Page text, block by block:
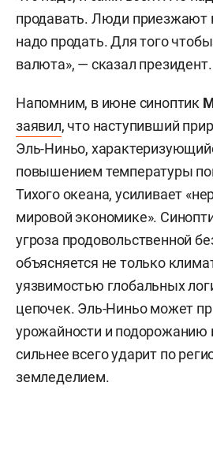
продавать. Люди приезжают
надо продать. Для того
валюта», — сказал президент.
Напомним, в июне синоптик
заявил, что наступивший
Эль-Ниньо,
повышением температуры
Тихого океана, усиливает
мировой экономике».
угроза продовольственной
объясняется не только
уязвимостью глобальных
цепочек. Эль-Ниньо может
урожайности и подорожанию
сильнее всего ударит по
земледелием.